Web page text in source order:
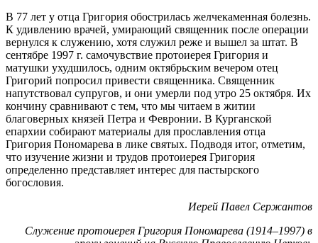
В 77 лет у отца Григория обострилась желчекаменная болезнь.
К удивлению врачей, умирающий священник после операции
вернулся к служению, хотя служил реже и вышел за штат. В
сентябре 1997 г. самочувствие протоиерея Григория и
матушки ухудшилось, одним октябрьским вечером отец
Григорий попросил привести священника. Священник
напутствовал супругов, и они умерли под утро 25 октября. Их
кончину сравнивают с тем, что мы читаем в житии
благоверных князей Петра и Февронии. В Курганской
епархии собирают материалы для прославления отца
Григория Пономарева в лике святых. Подводя итог, отметим,
что изучение жизни и трудов протоиерея Григория
определенно представляет интерес для пастырского
богословия.
Иерей Павел Сержантов
Служение протоиерея Григория Пономарева (1914–1997) в